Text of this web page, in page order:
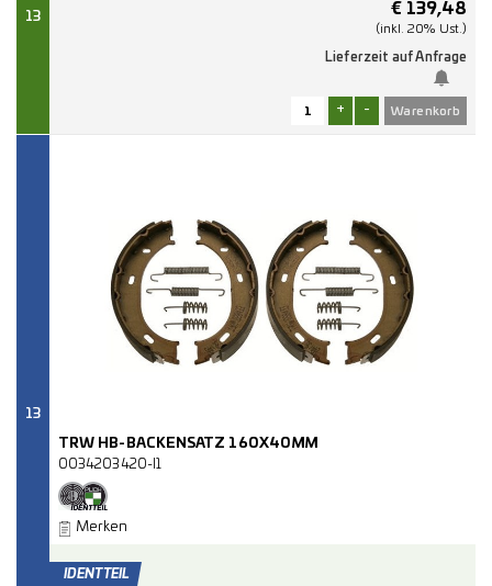
13 € 139,48
(inkl. 20% Ust.)
Lieferzeit auf Anfrage
+ -
13
TRW HB-BACKENSATZ 160X40MM
0034203420-I1
Merken